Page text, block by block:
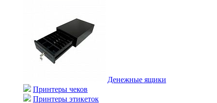
Денежные ящики
Принтеры чеков
Принтеры этикеток